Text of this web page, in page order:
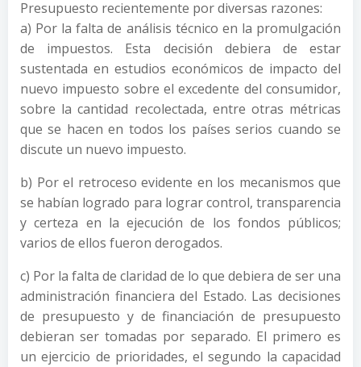
Presupuesto recientemente por diversas razones:
a) Por la falta de análisis técnico en la promulgación
de impuestos. Esta decisión debiera de estar
sustentada en estudios económicos de impacto del
nuevo impuesto sobre el excedente del consumidor,
sobre la cantidad recolectada, entre otras métricas
que se hacen en todos los países serios cuando se
discute un nuevo impuesto.
b) Por el retroceso evidente en los mecanismos que
se habían logrado para lograr control, transparencia
y certeza en la ejecución de los fondos públicos;
varios de ellos fueron derogados.
c) Por la falta de claridad de lo que debiera de ser una
administración financiera del Estado. Las decisiones
de presupuesto y de financiación de presupuesto
debieran ser tomadas por separado. El primero es
un ejercicio de prioridades, el segundo la capacidad